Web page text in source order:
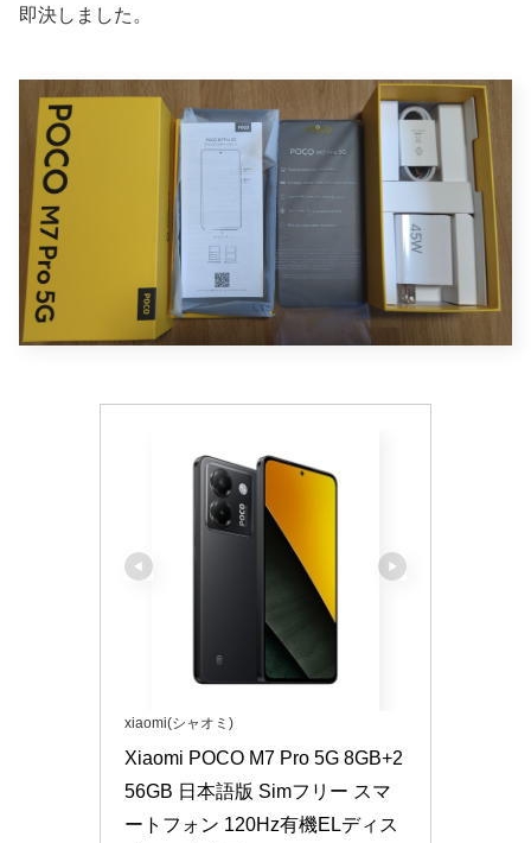
即決しました。
xiaomi(シャオミ)
Xiaomi POCO M7 Pro 5G 8GB+2
56GB 日本語版 Simフリー スマ
ートフォン 120Hz有機ELディス